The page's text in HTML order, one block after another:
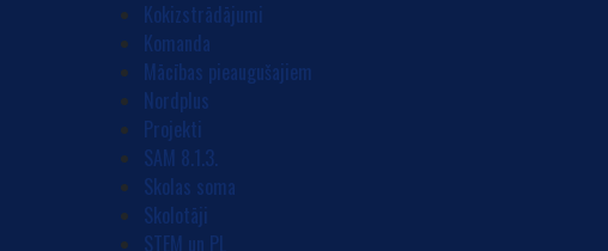
Kokizstrādājumi
Komanda
Mācības pieaugušajiem
Nordplus
Projekti
SAM 8.1.3.
Skolas soma
Skolotāji
STEM un PL